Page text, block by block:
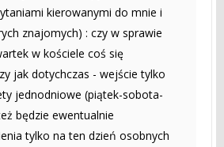
kierowanymi do mnie i
znajomych) : czy w sprawie
w kościele coś się
jak dotychczas - wejście tylko
jednodniowe (piątek-sobota-
będzie ewentualnie
tylko na ten dzień osobnych